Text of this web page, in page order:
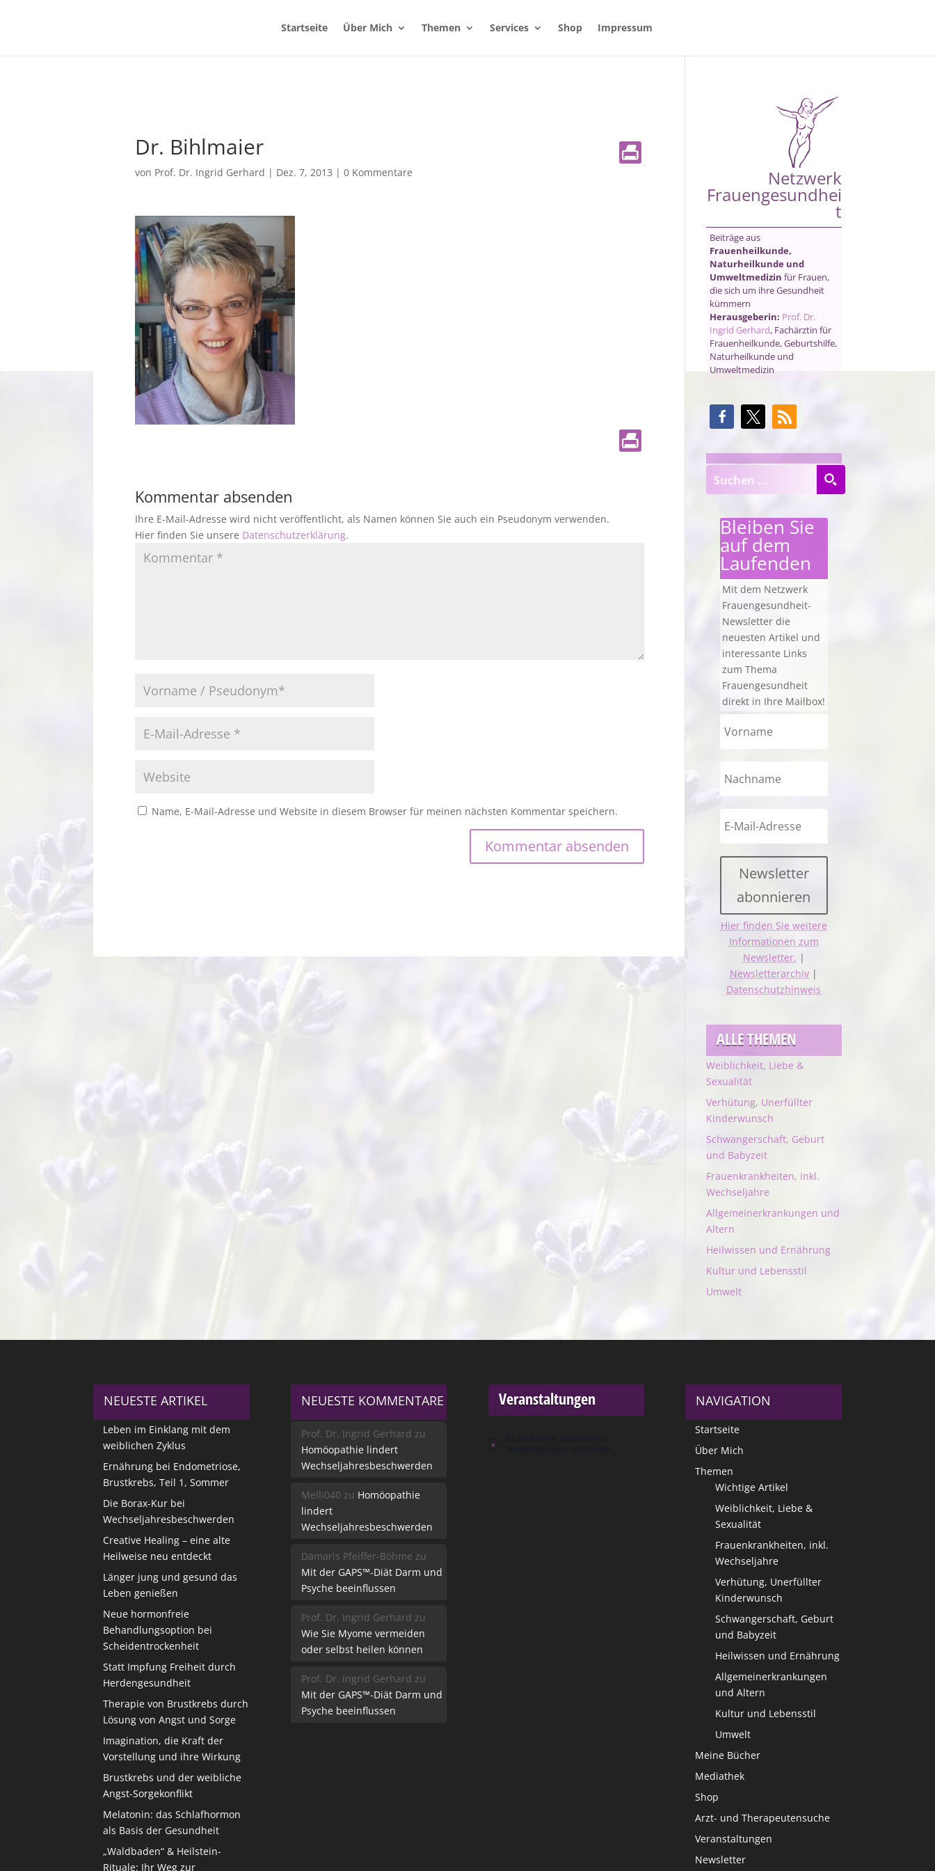
Startseite Über Mich Themen Services Shop Impressum
Dr. Bihlmaier
von Prof. Dr. Ingrid Gerhard | Dez. 7, 2013 | 0 Kommentare
Kommentar absenden
Ihre E-Mail-Adresse wird nicht veröffentlicht, als Namen können Sie auch ein Pseudonym verwenden.
Hier finden Sie unsere Datenschutzerklärung.
Name, E-Mail-Adresse und Website in diesem Browser für meinen nächsten Kommentar speichern.
Netzwerk
Frauengesundhei
t
Beiträge aus
Frauenheilkunde,
Naturheilkunde und
Umweltmedizin für Frauen,
die sich um ihre Gesundheit
kümmern
Herausgeberin: Prof. Dr.
Ingrid Gerhard, Fachärztin für
Frauenheilkunde, Geburtshilfe,
Naturheilkunde und
Umweltmedizin
Bleiben Sie
auf dem
Laufenden
Mit dem Netzwerk
Frauengesundheit-
Newsletter die
neuesten Artikel und
interessante Links
zum Thema
Frauengesundheit
direkt in Ihre Mailbox!
Newsletter
abonnieren
Hier finden Sie weitere
Informationen zum
Newsletter. |
Newsletterarchiv |
Datenschutzhinweis
ALLE THEMEN
Weiblichkeit, Liebe &
Sexualität
Verhütung, Unerfüllter
Kinderwunsch
Schwangerschaft, Geburt
und Babyzeit
Frauenkrankheiten, inkl.
Wechseljahre
Allgemeinerkrankungen und
Altern
Heilwissen und Ernährung
Kultur und Lebensstil
Umwelt
NEUESTE ARTIKEL
Leben im Einklang mit dem
weiblichen Zyklus
Ernährung bei Endometriose,
Brustkrebs, Teil 1, Sommer
Die Borax-Kur bei
Wechseljahresbeschwerden
Creative Healing – eine alte
Heilweise neu entdeckt
Länger jung und gesund das
Leben genießen
Neue hormonfreie
Behandlungsoption bei
Scheidentrockenheit
Statt Impfung Freiheit durch
Herdengesundheit
Therapie von Brustkrebs durch
Lösung von Angst und Sorge
Imagination, die Kraft der
Vorstellung und ihre Wirkung
Brustkrebs und der weibliche
Angst-Sorgekonflikt
Melatonin: das Schlafhormon
als Basis der Gesundheit
„Waldbaden“ & Heilstein-
Rituale: Ihr Weg zur
NEUESTE KOMMENTARE
Prof. Dr. Ingrid Gerhard zu
Homöopathie lindert
Wechseljahresbeschwerden
Melli040 zu Homöopathie
lindert
Wechseljahresbeschwerden
Damaris Pfeiffer-Böhme zu
Mit der GAPS™-Diät Darm und
Psyche beeinflussen
Prof. Dr. Ingrid Gerhard zu
Wie Sie Myome vermeiden
oder selbst heilen können
Prof. Dr. Ingrid Gerhard zu
Mit der GAPS™-Diät Darm und
Psyche beeinflussen
Veranstaltungen
Hinweis
NAVIGATION
Startseite
Über Mich
Themen
Wichtige Artikel
Weiblichkeit, Liebe &
Sexualität
Frauenkrankheiten, inkl.
Wechseljahre
Verhütung, Unerfüllter
Kinderwunsch
Schwangerschaft, Geburt
und Babyzeit
Heilwissen und Ernährung
Allgemeinerkrankungen
und Altern
Kultur und Lebensstil
Umwelt
Meine Bücher
Mediathek
Shop
Arzt- und Therapeutensuche
Veranstaltungen
Newsletter